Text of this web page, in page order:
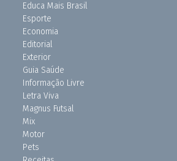
Educa Mais Brasil
Esporte
Economia
Editorial
Exterior
Guia Saúde
Informação Livre
Letra Viva
Magnus Futsal
Mix
Motor
Pets